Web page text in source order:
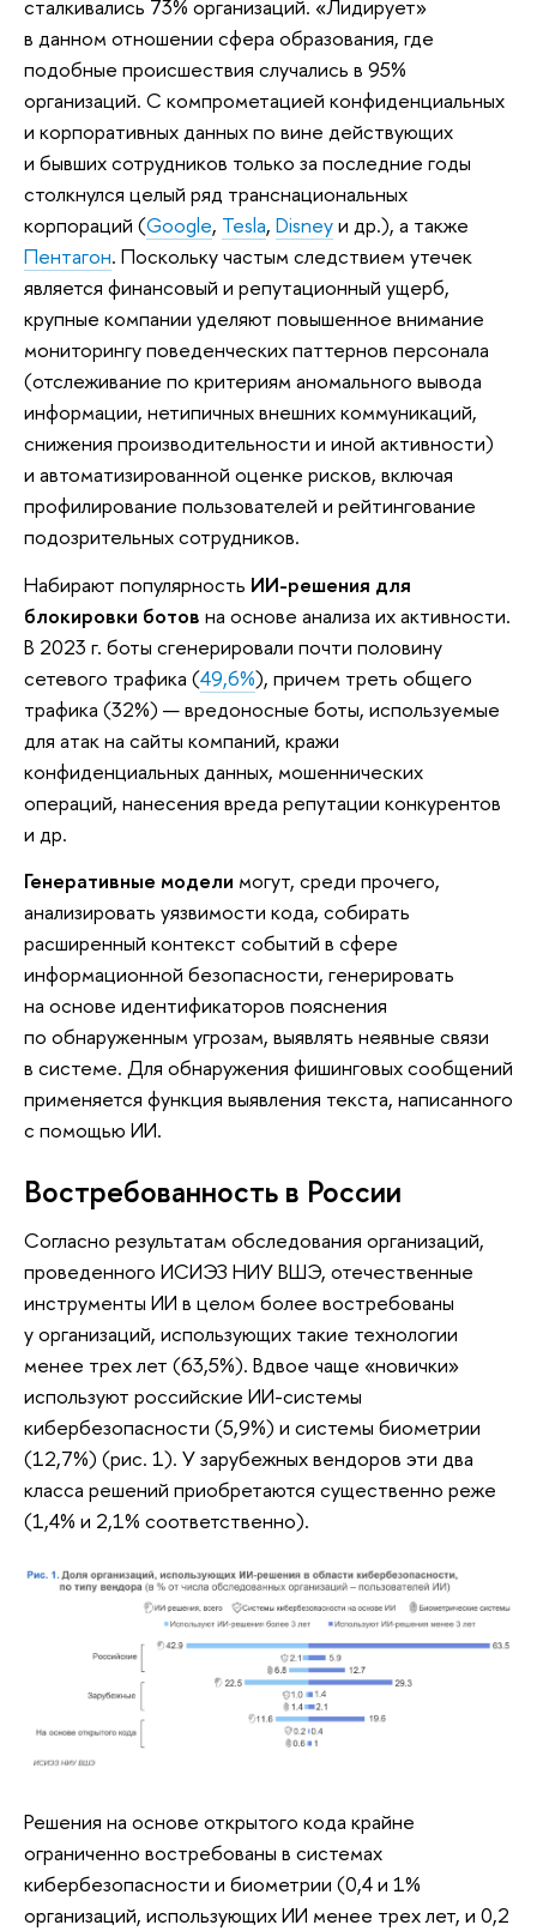
сталкивались 73% организаций. «Лидирует»
в данном отношении сфера образования, где
подобные происшествия случались в 95%
организаций. С компрометацией конфиденциальных
и корпоративных данных по вине действующих
и бывших сотрудников только за последние годы
столкнулся целый ряд транснациональных
корпораций (Google, Tesla, Disneyи др.), а также
Пентагон. Поскольку частым следствием утечек
является финансовый и репутационный ущерб,
крупные компании уделяют повышенное внимание
мониторингу поведенческих паттернов персонала
(отслеживание по критериям аномального вывода
информации, нетипичных внешних коммуникаций,
снижения производительности и иной активности)
и автоматизированной оценке рисков, включая
профилирование пользователей и рейтингование
подозрительных сотрудников.
Набирают популярность ИИ-решения для
блокировки ботов на основе анализа их активности.
В 2023 г. боты сгенерировали почти половину
сетевого трафика (49,6%), причем треть общего
трафика (32%) — вредоносные боты, используемые
для атак на сайты компаний, кражи
конфиденциальных данных, мошеннических
операций, нанесения вреда репутации конкурентов
и др.
Генеративные модели могут, среди прочего,
анализировать уязвимости кода, собирать
расширенный контекст событий в сфере
информационной безопасности, генерировать
на основе идентификаторов пояснения
по обнаруженным угрозам, выявлять неявные связи
в системе. Для обнаружения фишинговых сообщений
применяется функция выявления текста, написанного
с помощью ИИ.
Востребованность в России
Согласно результатам обследования организаций,
проведенного ИСИЭЗ НИУ ВШЭ, отечественные
инструменты ИИ в целом более востребованы
у организаций, использующих такие технологии
менее трех лет (63,5%). Вдвое чаще «новички»
используют российские ИИ-системы
кибербезопасности (5,9%) и системы биометрии
(12,7%) (рис. 1). У зарубежных вендоров эти два
класса решений приобретаются существенно реже
(1,4% и 2,1% соответственно).
Решения на основе открытого кода крайне
ограниченно востребованы в системах
кибербезопасности и биометрии (0,4 и 1%
организаций, использующих ИИ менее трех лет, и 0,2